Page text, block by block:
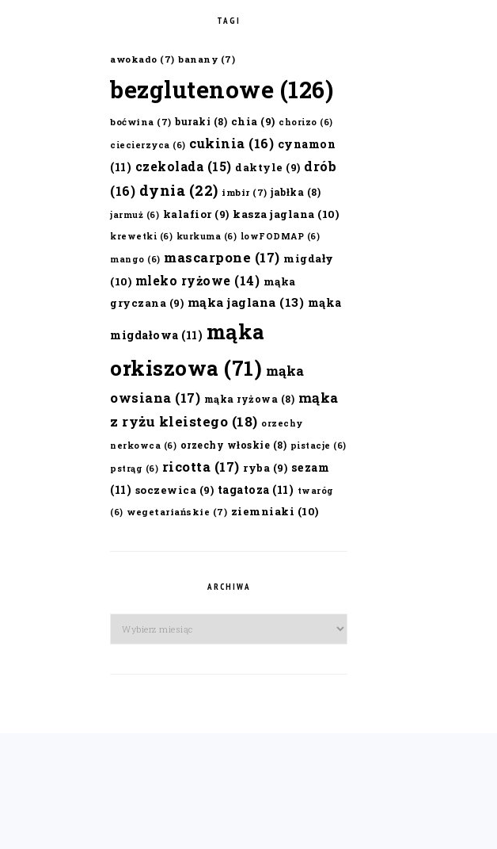
TAGI
awokado (7) banany (7)
bezglutenowe (126)
boćwina (7) buraki (8) chia (9) chorizo (6)
ciecierzyca (6) cukinia (16) cynamon
(11) czekolada (15) daktyle (9) drób
(16) dynia (22) imbir (7) jabłka (8)
jarmuż (6) kalafior(9) kasza jaglana (10)
krewetki (6) kurkuma (6) lowFODMAP (6)
mango (6) mascarpone (17) migdały
(10) mleko ryżowe (14) mąka
gryczana (9) mąka jaglana (13) mąka
migdałowa (11) mąka
orkiszowa (71) mąka
owsiana (17) mąka ryżowa (8) mąka
z ryżu kleistego (18) orzechy
nerkowca (6) orzechy włoskie (8) pistacje (6)
pstrąg (6) ricotta (17) ryba (9) sezam
(11) soczewica (9) tagatoza (11) twaróg
(6) wegetariańskie (7) ziemniaki (10)
ARCHIWA
Archiwa